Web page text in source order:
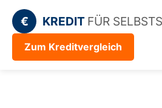
€ KREDIT FÜR
Zum Kreditvergleich